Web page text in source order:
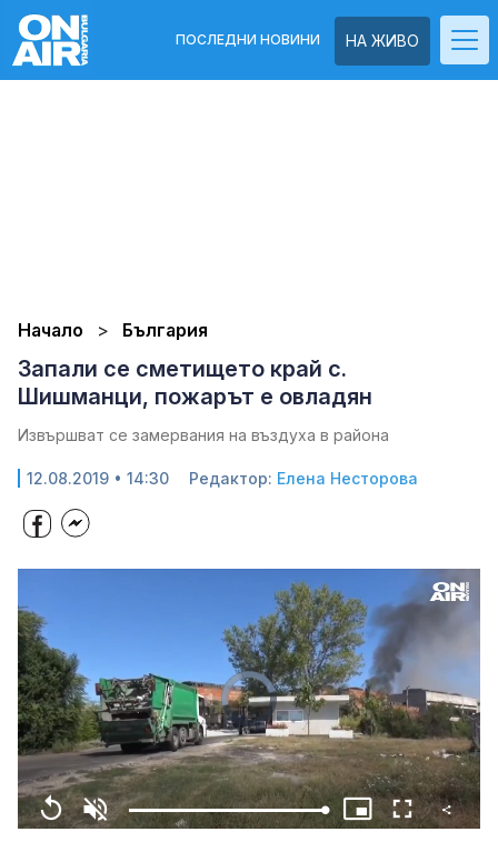
НА ЖИВО
ПОСЛЕДНИ НОВИНИ
Начало България
Запали се сметището край с.
Шишманци, пожарът е овладян
Извършват се замервания на въздуха в района
12.08.2019 • 14:30 Редактор: Елена Несторова
Video
Player
is
loading.
Replay Unmute Loaded:
100.00%
Picture-
in-
Fullscreen Share